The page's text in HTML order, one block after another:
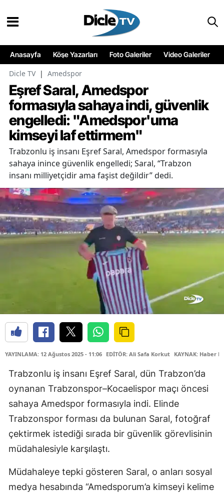
Anasayfa Köşe Yazarları Foto Galeriler Video Galeriler
Dicle TV | Amedspor
Eşref Saral, Amedspor
formasıyla sahaya indi, güvenlik
engelledi: "Amedspor'uma
kimseyi laf ettirmem"
Trabzonlu iş insanı Eşref Saral, Amedspor formasıyla
sahaya inince güvenlik engelledi; Saral, “Trabzon
insanı milliyetçidir ama faşist değildir” dedi.
YAYINLAMA: 12 Ağustos 2025 - 11:06 EDİTÖR: Ali Safa Korkut KAYNAK: Haber
Trabzonlu iş insanı Eşref Saral, dün Trabzon’da
oynanan Trabzonspor–Kocaelispor maçı öncesi
sahaya Amedspor formasıyla indi. Elinde
Trabzonspor forması da bulunan Saral, fotoğraf
çektirmek istediği sırada bir güvenlik görevlisinin
müdahalesiyle karşılaştı.
Müdahaleye tepki gösteren Saral, o anları sosyal
medya hesabında “Amedsporum’a kimseyi kelime